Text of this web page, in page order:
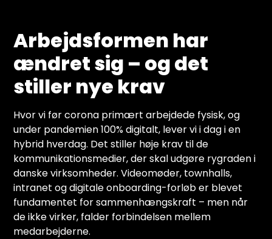
Arbejdsformen har
ændret sig – og det
stiller nye krav
Hvor vi før corona primært arbejdede fysisk, og
under pandemien 100% digitalt, lever vi i dag i en
hybrid hverdag. Det stiller høje krav til de
kommunikationsmedier, der skal udgøre rygraden i
danske virksomheder. Videomøder, townhalls,
intranet og digitale onboarding-forløb er blevet
fundamentet for sammenhængskraft – men når
de ikke virker, falder forbindelsen mellem
medarbejderne.